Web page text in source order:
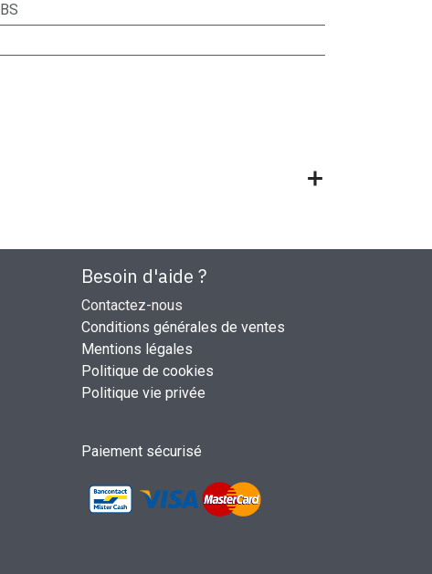
BS
Besoin d'aide ?
Contactez-nous
Conditions générales de ventes
Mentions légales
Politique de cookies
Politique vie privée
Paiement sécurisé